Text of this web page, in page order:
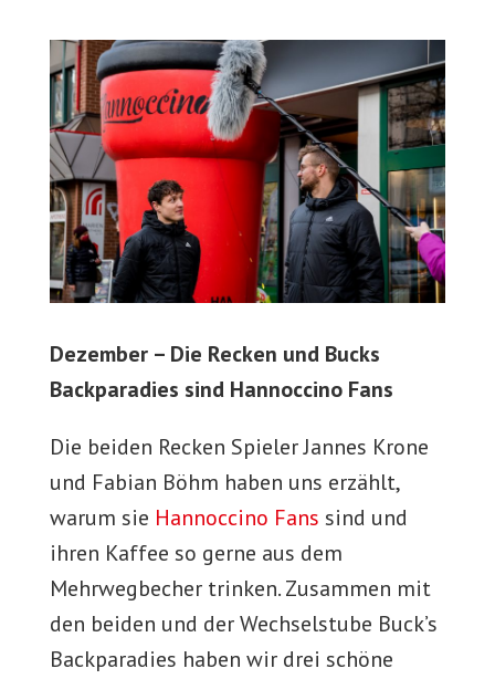
Dezember – Die Recken und Bucks
Backparadies sind Hannoccino Fans
Die beiden Recken Spieler Jannes Krone
und Fabian Böhm haben uns erzählt,
warum sie Hannoccino Fans sind und
ihren Kaffee so gerne aus dem
Mehrwegbecher trinken. Zusammen mit
den beiden und der Wechselstube Buck’s
Backparadies haben wir drei schöne